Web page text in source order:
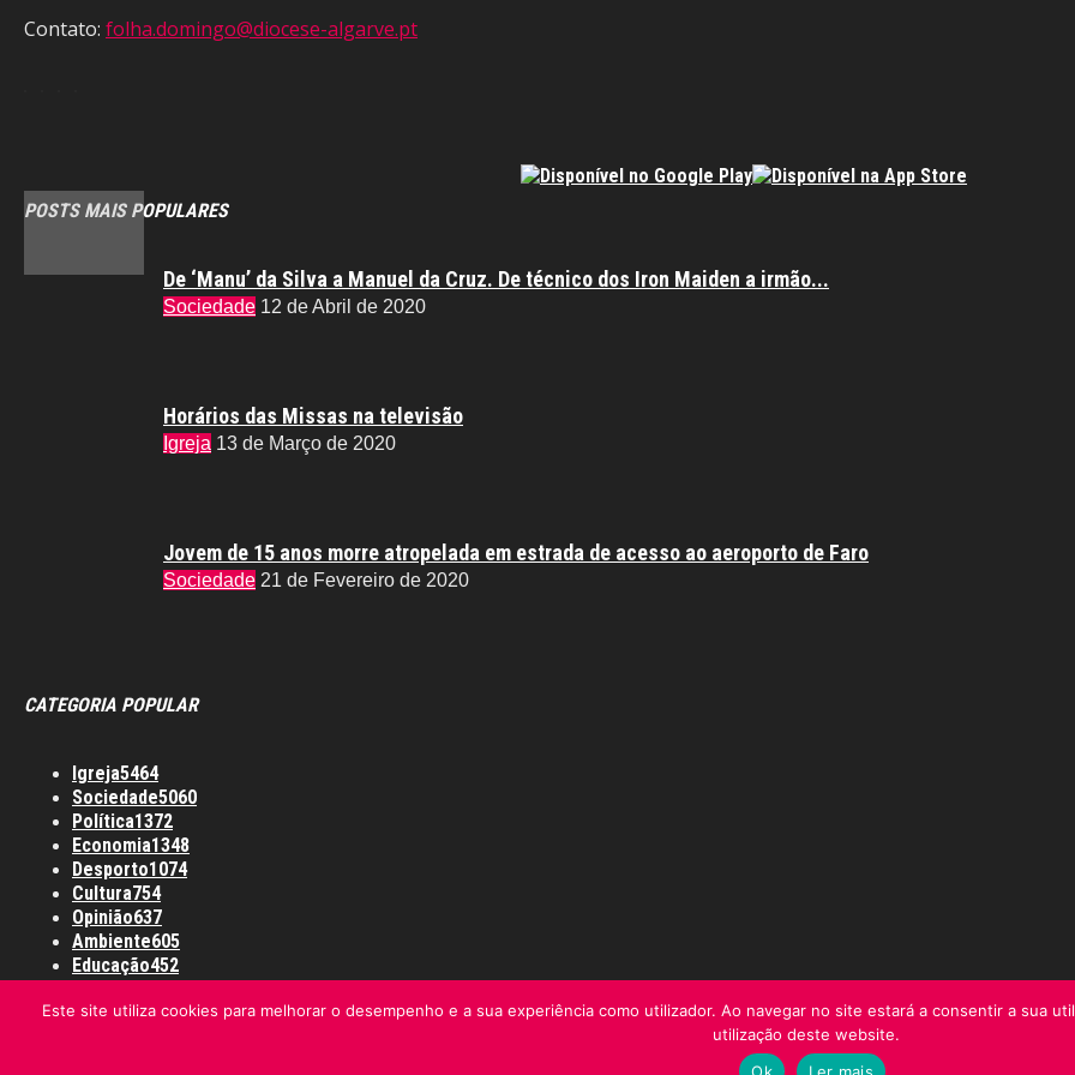
Contato: folha.domingo@diocese-algarve.pt
POSTS MAIS POPULARES
De ‘Manu’ da Silva a Manuel da Cruz. De técnico dos Iron Maiden a irmão...
Sociedade 12 de Abril de 2020
Horários das Missas na televisão
Igreja 13 de Março de 2020
Jovem de 15 anos morre atropelada em estrada de acesso ao aeroporto de Faro
Sociedade 21 de Fevereiro de 2020
CATEGORIA POPULAR
Igreja5464
Sociedade5060
Política1372
Economia1348
Desporto1074
Cultura754
Opinião637
Ambiente605
Educação452
Este site utiliza cookies para melhorar o desempenho e a sua experiência como utilizador. Ao navegar no site estará a consentir a sua
utilização deste website.
Ok
Ler mais